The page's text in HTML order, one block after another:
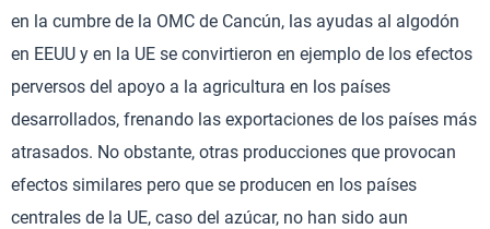
en la cumbre de la OMC de Cancún, las ayudas al algodón
en EEUU y en la UE se convirtieron en ejemplo de los efectos
perversos del apoyo a la agricultura en los países
desarrollados, frenando las exportaciones de los países más
atrasados. No obstante, otras producciones que provocan
efectos similares pero que se producen en los países
centrales de la UE, caso del azúcar, no han sido aun